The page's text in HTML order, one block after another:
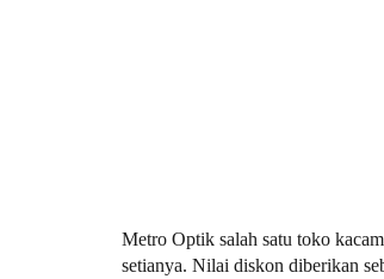
Metro Optik salah satu toko
setianya. Nilai diskon diberikan